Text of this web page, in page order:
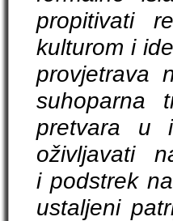
propitivati
kulturom i
provjetrava
suhoparna
pretvara u
oživljavati
i podstrek
ustaljeni